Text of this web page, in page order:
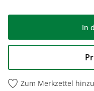
In
Zum Merkzettel